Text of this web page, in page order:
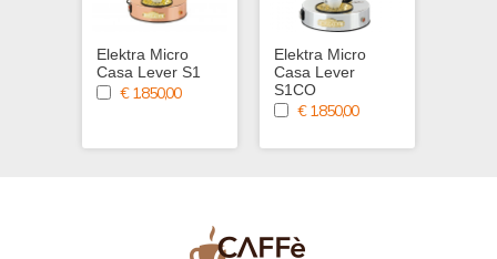
Elektra Micro
Casa Lever S1
€ 1.850,00
Elektra Micro
Casa Lever
S1CO
€ 1.850,00